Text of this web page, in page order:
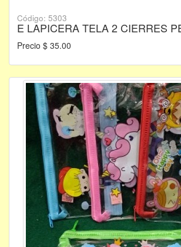
Código: 5303
E LAPICERA TELA 2 CIERRES
Precio $ 35.00